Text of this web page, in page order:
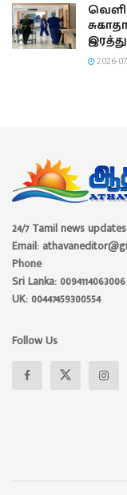
2026-
24/7 Tamil news
Email:
Phone
Sri Lanka: 0094114063006
UK: 00447459300554
Follow Us